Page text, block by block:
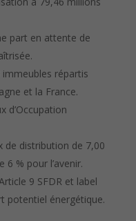
part en attente de
immeubles répartis
et la France.
d’Occupation
de distribution de 7,00
% pour l’avenir.
9 SFDR et label
potentiel énergétique.